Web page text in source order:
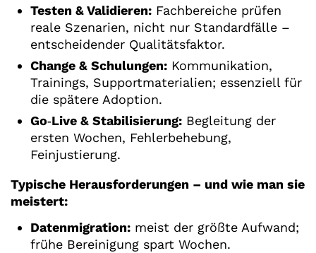
Testen & Validieren: Fachbereiche prüfen
reale Szenarien, nicht nur Standardfälle –
entscheidender Qualitätsfaktor.
Change & Schulungen: Kommunikation,
Trainings, Supportmaterialien; essenziell für
die spätere Adoption.
Go‑Live & Stabilisierung: Begleitung der
ersten Wochen, Fehlerbehebung,
Feinjustierung.
Typische Herausforderungen – und wie man sie
meistert:
Datenmigration: meist der größte Aufwand;
frühe Bereinigung spart Wochen.